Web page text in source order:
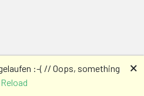
:-( // Oops, something
🗙